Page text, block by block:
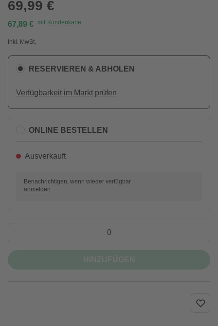
69,99 €
67,89 € mit Kundenkarte
Inkl. MwSt.
RESERVIEREN & ABHOLEN
Verfügbarkeit im Markt prüfen
ONLINE BESTELLEN
Ausverkauft
Benachrichtigen, wenn wieder verfügbar
anmelden